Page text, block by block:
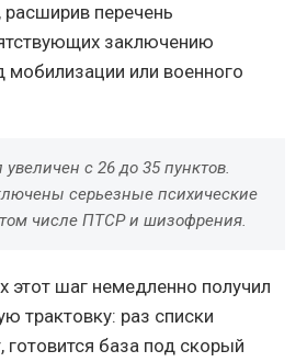
перечень
заключению
мобилизации или военного
с 26 до 35 пунктов.
серьезные психические
том числе ПТСР и шизофрения.
этот шаг немедленно получил
трактовку: раз списки
готовится база под скорый